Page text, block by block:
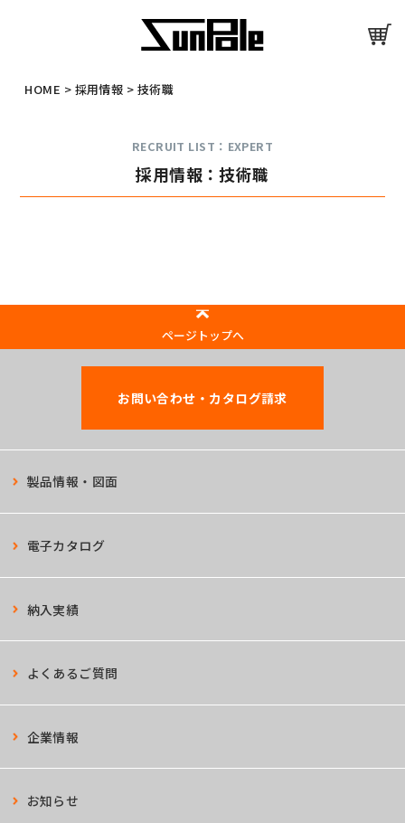
HOME > 採用情報 > 技術職
RECRUIT LIST：EXPERT
採用情報：技術職
ページトップへ
製品情報・図面
電子カタログ
納入実績
よくあるご質問
お問い合わせ・カタログ請求
企業情報
お知らせ